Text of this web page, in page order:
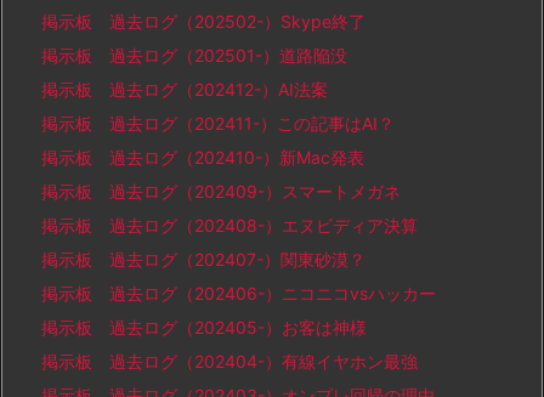
掲示板 過去ログ（202502-）Skype終了
掲示板 過去ログ（202501-）道路陥没
掲示板 過去ログ（202412-）AI法案
掲示板 過去ログ（202411-）この記事はAI？
掲示板 過去ログ（202410-）新Mac発表
掲示板 過去ログ（202409-）スマートメガネ
掲示板 過去ログ（202408-）エヌビディア決算
掲示板 過去ログ（202407-）関東砂漠？
掲示板 過去ログ（202406-）ニコニコvsハッカー
掲示板 過去ログ（202405-）お客は神様
掲示板 過去ログ（202404-）有線イヤホン最強